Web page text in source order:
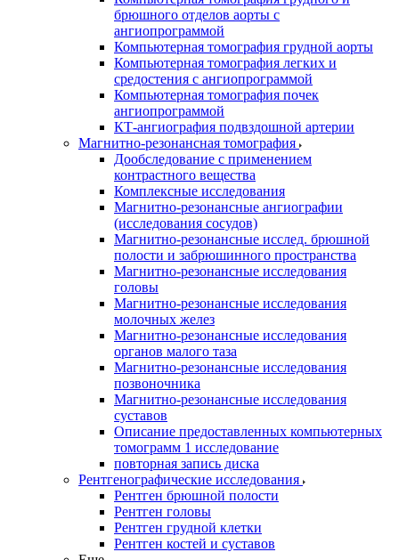
брюшного отделов аорты с
ангиопрограммой
Компьютерная томография грудной аорты
Компьютерная томография легких и
средостения с ангиопрограммой
Компьютерная томография почек
ангиопрограммой
КТ-ангиография подвздошной артерии
Магнитно-резонансная томография
Дообследование с применением
контрастного вещества
Комплексные исследования
Магнитно-резонансные ангиографии
(исследования сосудов)
Магнитно-резонансные исслед. брюшной
полости и забрюшинного пространства
Магнитно-резонансные исследования
головы
Магнитно-резонансные исследования
молочных желез
Магнитно-резонансные исследования
органов малого таза
Магнитно-резонансные исследования
позвоночника
Магнитно-резонансные исследования
суставов
Описание предоставленных компьютерных
томограмм 1 исследование
повторная запись диска
Рентгенографические исследования
Рентген брюшной полости
Рентген головы
Рентген грудной клетки
Рентген костей и суставов